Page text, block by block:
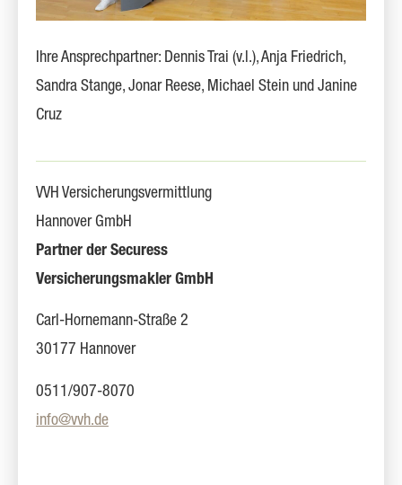
Ihre Ansprechpartner: Dennis Trai (v.l.), Anja Friedrich,
Sandra Stange, Jonar Reese, Michael Stein und Janine
Cruz
VVH Versicherungsvermittlung
Hannover GmbH
Partner der Securess
Ver­sicherungs­makler GmbH
Carl-Hornemann-Straße 2
30177 Hannover
0511/907-8070
info@vvh.de